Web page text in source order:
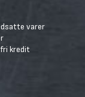
varer
kredit